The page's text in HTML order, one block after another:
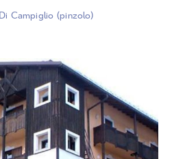
Campiglio (pinzolo)